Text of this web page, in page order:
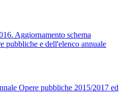
Aggiornamento schema
pubbliche e dell'elenco annuale
Opere pubbliche 2015/2017 ed